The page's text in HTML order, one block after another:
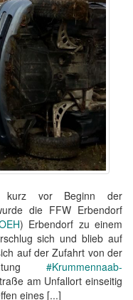
kurz vor Beginn der
die FFW Erbendorf
) Erbendorf zu einem
sich und blieb auf
auf der Zufahrt von der
#Krummennaab-
am Unfallort einseitig
eines [...]